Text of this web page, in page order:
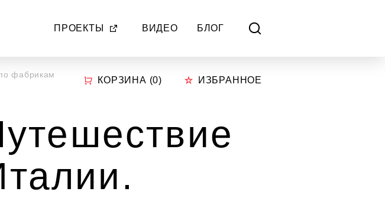
ПРОЕКТЫ ВИДЕО БЛОГ
фабрикам
КОРЗИНА (0) ИЗБРАННОЕ